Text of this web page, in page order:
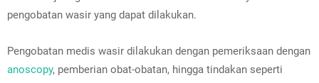
pengobatan wasir yang dapat dilakukan.
Pengobatan medis wasir dilakukan dengan pemeriksaan dengan
anoscopy, pemberian obat-obatan, hingga tindakan seperti